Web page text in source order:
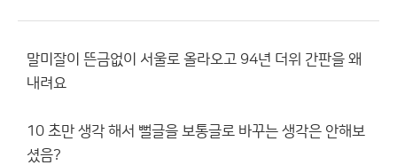
말미잘이 뜬금없이 서울로 올라오고 94년 더위 간판을 왜
내려요
10 초만 생각 해서 뻘글을 보통글로 바꾸는 생각은 안해보
셨음?